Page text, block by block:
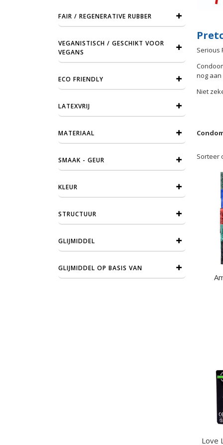
Serious
nog
Niet
Sorteer
Love
FAIR / REGENERATIVE RUBBER
VEGANISTISCH / GESCHIKT VOOR
VEGANS
ECO FRIENDLY
LATEXVRIJ
MATERIAAL
SMAAK - GEUR
KLEUR
STRUCTUUR
GLIJMIDDEL
GLIJMIDDEL OP BASIS VAN